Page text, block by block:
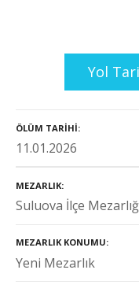
Yol
ÖLÜM TARIHI
11.01.2026
MEZARLIK
Suluova İlçe
MEZARLIK KONUMU
Yeni Mezarlık